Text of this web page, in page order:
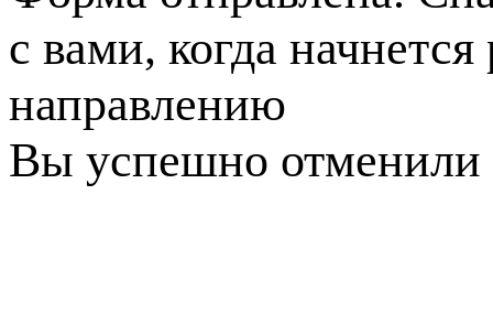
с вами, когда
направлению
Вы успешно отменили